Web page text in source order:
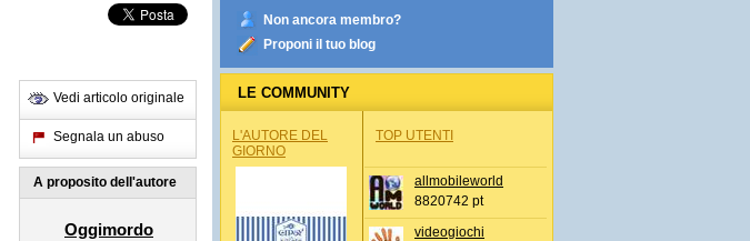
Vedi articolo originale
Segnala un abuso
A proposito dell'autore
Oggimordo
Non ancora membro?
Proponi il tuo blog
LE COMMUNITY
L'AUTORE DEL
GIORNO
TOP UTENTI
allmobileworld
8820742 pt
videogiochi